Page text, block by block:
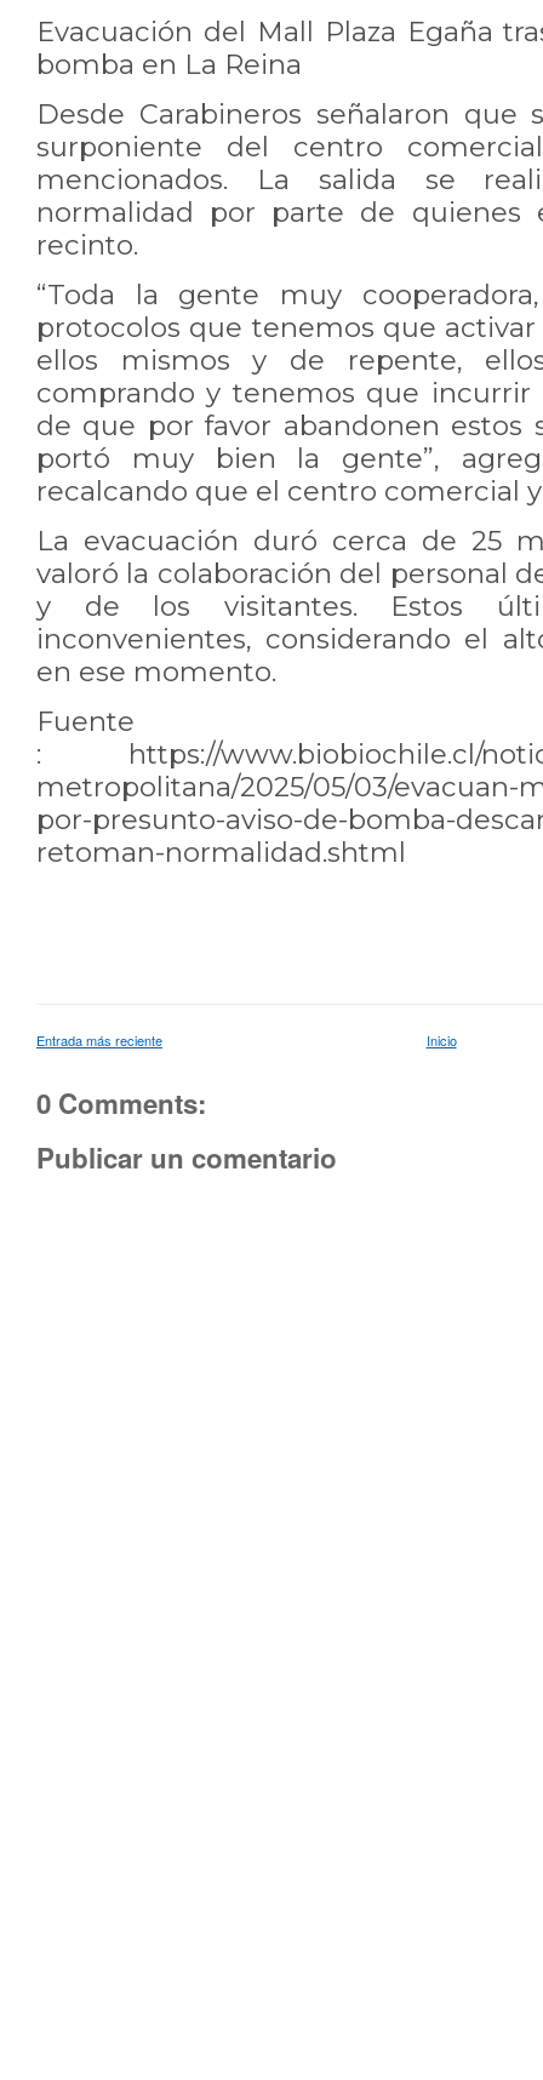
Evacuación del Mall Plaza Egaña
bomba en La Reina
Desde Carabineros señalaron que
surponiente del centro
mencionados. La salida se
normalidad por parte de quienes
recinto.
“Toda la gente muy
protocolos que tenemos que
ellos mismos y de repente,
comprando y tenemos que incurrir
de que por favor abandonen estos
portó muy bien la gente”,
recalcando que el centro comercial
La evacuación duró cerca de 25
valoró la colaboración del personal
y de los visitantes. Estos
inconvenientes, considerando el
en ese momento.
Fuente
: https://www.biobiochile.cl/
metropolitana/2025/05/03/evacuan-
por-presunto-aviso-de-bomba-
retoman-normalidad.shtml
Entrada más reciente Inicio
0 Comments:
Publicar un comentario